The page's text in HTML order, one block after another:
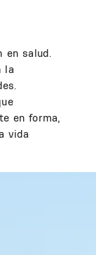
en salud.
la
en forma,
vida